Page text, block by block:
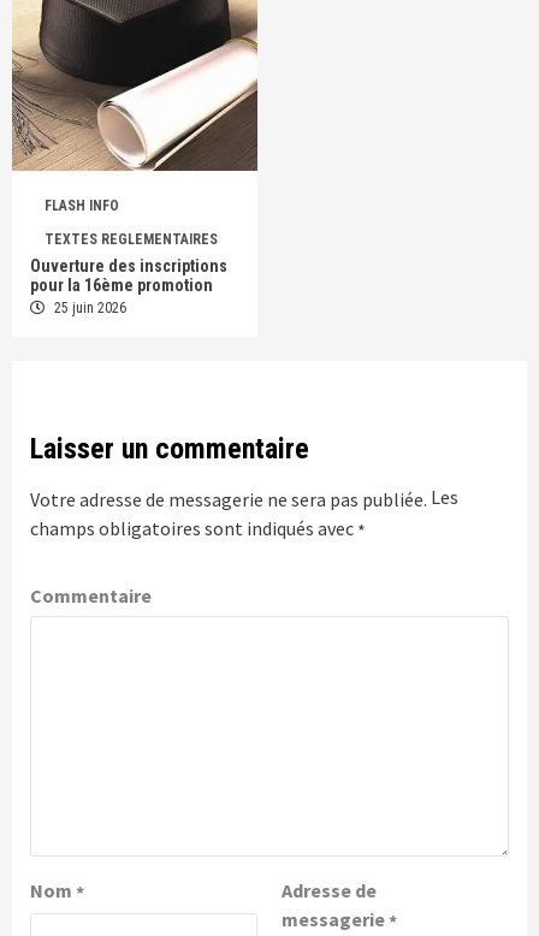
FLASH INFO
TEXTES REGLEMENTAIRES
Ouverture des inscriptions
pour la 16ème promotion
25 juin 2026
Laisser un commentaire
Votre adresse de messagerie ne sera pas publiée. Les
champs obligatoires sont indiqués avec *
Commentaire
Nom *
Adresse de
messagerie*